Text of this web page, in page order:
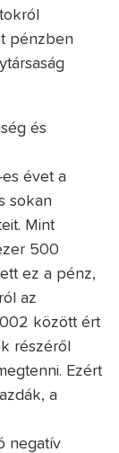
pénzben
és
évet a
sokan
Mint
500
ez a pénz,
az
között ért
részéről
Ezért
a
negatív